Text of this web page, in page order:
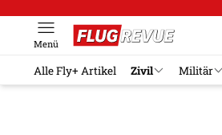
Menü
Alle Fly+ Artikel Zivil Militär